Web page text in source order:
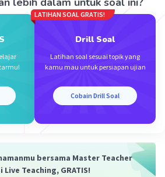
sebagai Presiden Indonesia
Nasser sebagai Presiden Mesir
Nehru sebagai Perdana
benar adalah D. 1, 2, dan 4
LATIHAN SOAL GRATIS!
Drill Soal
Latihan soal sesuai topik yang
kamu mau untuk persiapan ujian
Cobain Drill Soal
bersama Master Teacher
Live Teaching, GRATIS!